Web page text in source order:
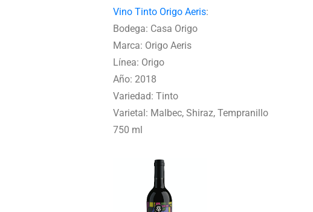
Vino Tinto Origo Aeris:
Bodega: Casa Origo
Marca: Origo Aeris
Línea: Origo
Año: 2018
Variedad: Tinto
Varietal: Malbec, Shiraz, Tempranillo
750 ml